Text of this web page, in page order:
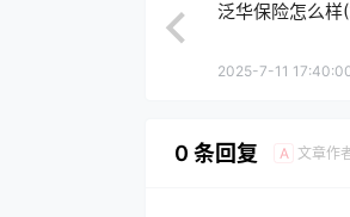
泛华保险怎么
2025-7-11
0 条回复 A 文章作